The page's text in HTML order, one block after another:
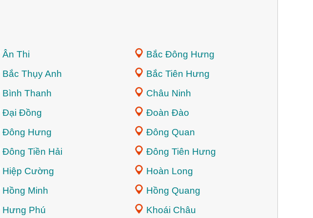
Ân Thi
Bắc Đông Hưng
Bắc Thụy Anh
Bắc Tiên Hưng
Bình Thanh
Châu Ninh
Đại Đồng
Đoàn Đào
Đông Hưng
Đông Quan
Đông Tiền Hải
Đông Tiên Hưng
Hiệp Cường
Hoàn Long
Hồng Minh
Hồng Quang
Hưng Phú
Khoái Châu